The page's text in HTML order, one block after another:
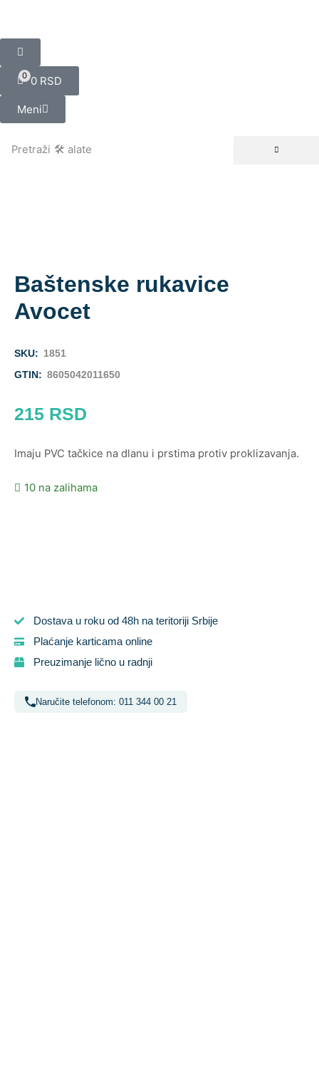
0 0 RSD
Meni
Pretraži 🛠️ alate
Baštenske rukavice
Avocet
SKU: 1851
GTIN: 8605042011650
215 RSD
Imaju PVC tačkice na dlanu i prstima protiv proklizavanja.
10 na zalihama
Dostava u roku od 48h na teritoriji Srbije
Plaćanje karticama online
Preuzimanje lično u radnji
Naručite telefonom: 011 344 00 21